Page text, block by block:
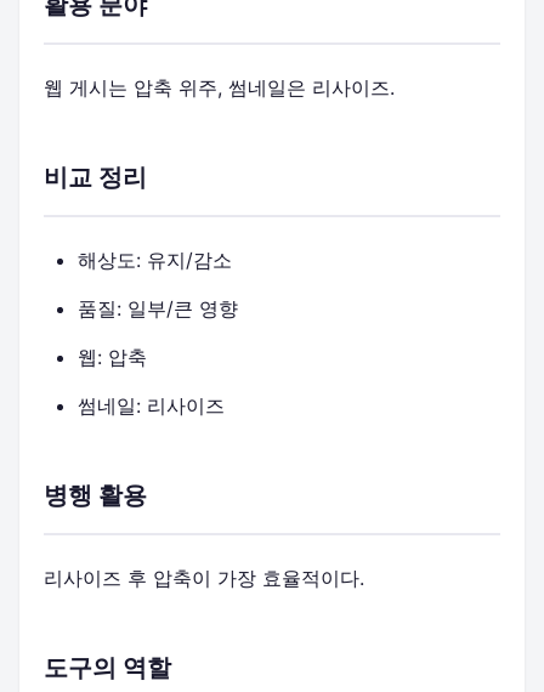
웹 게시는 압축 위주, 썸네일은 리사이즈.
비교 정리
해상도: 유지/감소
품질: 일부/큰 영향
웹: 압축
썸네일: 리사이즈
병행 활용
리사이즈 후 압축이 가장 효율적이다.
도구의 역할